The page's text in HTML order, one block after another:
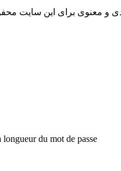
و معنوی برای این سایت
du mot de passe